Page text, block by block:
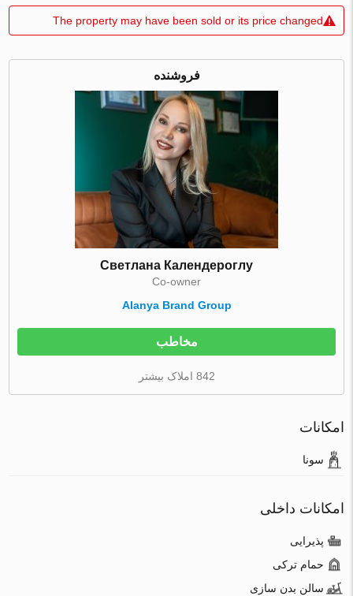
The property may have been sold or its price changed
فروشنده
Светлана Календероглу
Co-owner
Alanya Brand Group
مخاطب
842 املاک بیشتر
امکانات
سونا
امکانات داخلی
پذیرایی
حمام ترکی
سالن بدن سازی